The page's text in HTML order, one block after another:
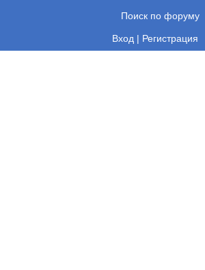
Поиск по форуму
Вход | Регистрация